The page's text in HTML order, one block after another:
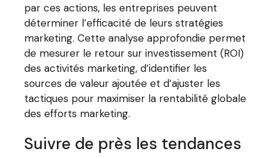
par ces actions, les entreprises peuvent
déterminer l’efficacité de leurs stratégies
marketing. Cette analyse approfondie permet
de mesurer le retour sur investissement (ROI)
des activités marketing, d’identifier les
sources de valeur ajoutée et d’ajuster les
tactiques pour maximiser la rentabilité globale
des efforts marketing.
Suivre de près les tendances